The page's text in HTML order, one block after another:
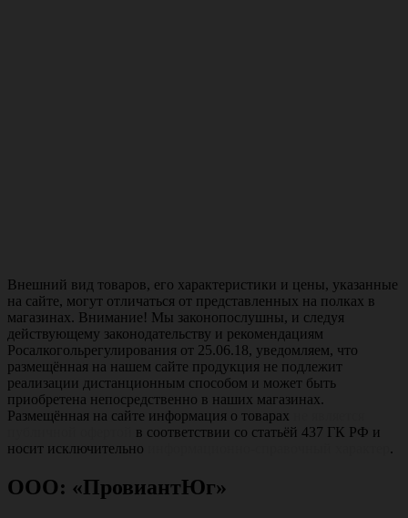
Внешний вид товаров, его характеристики и цены, указанные
на сайте, могут отличаться от представленных на полках в
магазинах. Внимание! Мы законопослушны, и следуя
действующему законодательству и рекомендациям
Росалкогольрегулирования от 25.06.18, уведомляем, что
размещённая на нашем сайте продукция не подлежит
реализации дистанционным способом и может быть
приобретена непосредственно в наших магазинах.
Размещённая на сайте информация о товарах
в соответствии со статьёй 437 ГК РФ и
носит исключительно
.
ООО: «ПровиантЮг»